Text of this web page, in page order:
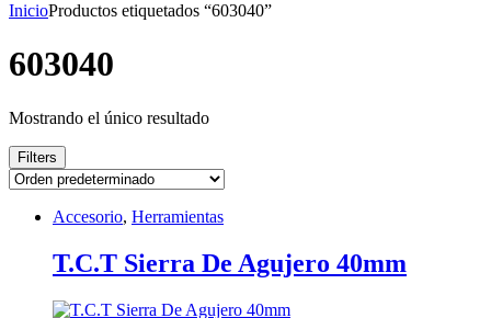
InicioProductos etiquetados “603040”
603040
Mostrando el único resultado
Filters
Accesorio, Herramientas
T.C.T Sierra De Agujero 40mm